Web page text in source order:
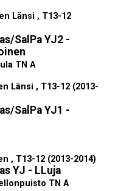
Länsi , T13-12
SalPa YJ2 -
TN A
Länsi , T13-12 (2013-
SalPa YJ1 -
, T13-12 (2013-2014)
YJ - LLuja
TN A